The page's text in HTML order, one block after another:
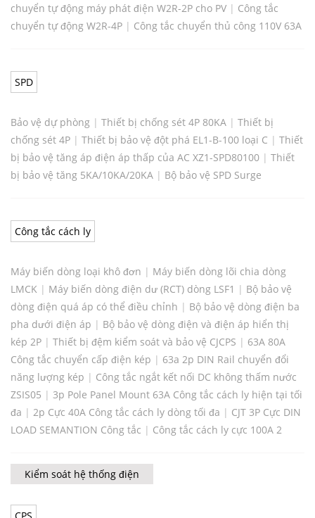
chuyển tự động máy phát điện W2R-2P cho PV | Công tắc
chuyển tự động W2R-4P | Công tắc chuyển thủ công 110V 63A
SPD
Bảo vệ dự phòng | Thiết bị chống sét 4P 80KA | Thiết bị
chống sét 4P | Thiết bị bảo vệ đột phá EL1-B-100 loại C | Thiết
bị bảo vệ tăng áp điện áp thấp của AC XZ1-SPD80100 | Thiết
bị bảo vệ tăng 5KA/10KA/20KA | Bộ bảo vệ SPD Surge
Công tắc cách ly
Máy biến dòng loại khô đơn | Máy biến dòng lõi chia dòng
LMCK | Máy biến dòng điện dư (RCT) dòng LSF1 | Bộ bảo vệ
dòng điện quá áp có thể điều chỉnh | Bộ bảo vệ dòng điện ba
pha dưới điện áp | Bộ bảo vệ dòng điện và điện áp hiển thị
kép 2P | Thiết bị đệm kiểm soát và bảo vệ CJCPS | 63A 80A
Công tắc chuyển cấp điện kép | 63a 2p DIN Rail chuyển đổi
năng lượng kép | Công tắc ngắt kết nối DC không thấm nước
ZSIS05 | 3p Pole Panel Mount 63A Công tắc cách ly hiện tại tối
đa | 2p Cực 40A Công tắc cách ly dòng tối đa | CJT 3P Cực DIN
LOAD SEMANTION Công tắc | Công tắc cách ly cực 100A 2
Kiểm soát hệ thống điện